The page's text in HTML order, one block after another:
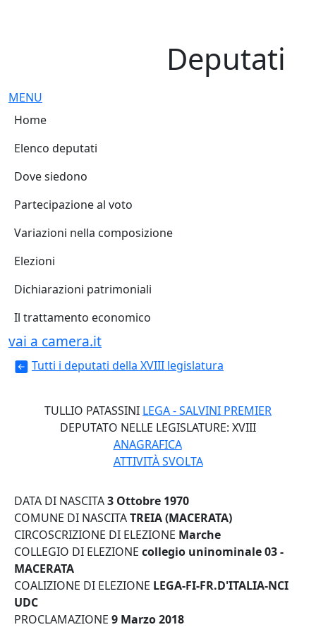
Deputati
Espandi
Chiudi
MENU
Navigazione principale
Home
Elenco deputati
Dove siedono
Partecipazione al voto
Variazioni nella composizione
Elezioni
Dichiarazioni patrimoniali
Il trattamento economico
vai a camera.it
Tutti i deputati della XVIII legislatura
TULLIO PATASSINI LEGA - SALVINI PREMIER
DEPUTATO NELLE LEGISLATURE: XVIII
ANAGRAFICA
ATTIVITÀ SVOLTA
DATA DI NASCITA3 Ottobre 1970
COMUNE DI NASCITATREIA (MACERATA)
CIRCOSCRIZIONE DI ELEZIONE Marche
COLLEGIO DI ELEZIONE collegio uninominale 03 -
MACERATA
COALIZIONE DI ELEZIONE LEGA-FI-FR.D'ITALIA-NCI
UDC
PROCLAMAZIONE 9 Marzo 2018